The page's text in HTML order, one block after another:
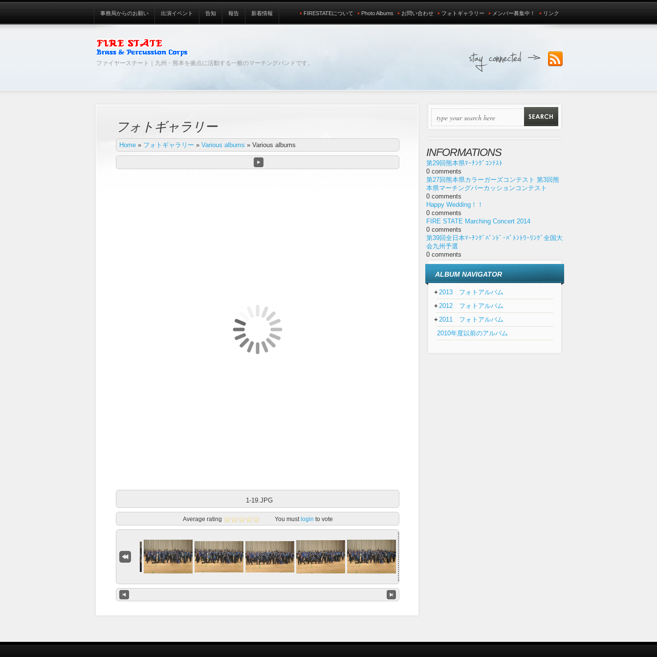
ファイヤーステート｜九州・熊本を拠点に活動する一般のマーチングバンドです。
事務局からのお願い 出演イベント 告知 報告 新着情報 FIRESTATEについて Photo Albums お問い合わせ フォトギャラリー メンバー募集中！ リンク
フォトギャラリー
Home » フォトギャラリー » Various albums » Various albums
1-19.JPG
Average rating You must login to vote
INFORMATIONS
第29回熊本県ﾏｰﾁﾝｸﾞｺﾝﾃｽﾄ
0 comments
第27回熊本県カラーガーズコンテスト 第3回熊
本県マーチングパーカッションコンテスト
0 comments
Happy Wedding！！
0 comments
FIRE STATE Marching Concert 2014
0 comments
第39回全日本ﾏｰﾁﾝｸﾞﾊﾞﾝﾄﾞ･ﾊﾞﾄﾝﾄﾜｰﾘﾝｸﾞ全国大
会九州予選
0 comments
ALBUM NAVIGATOR
+ 2013 フォトアルバム
+ 2012 フォトアルバム
+ 2011 フォトアルバム
2010年度以前のアルバム